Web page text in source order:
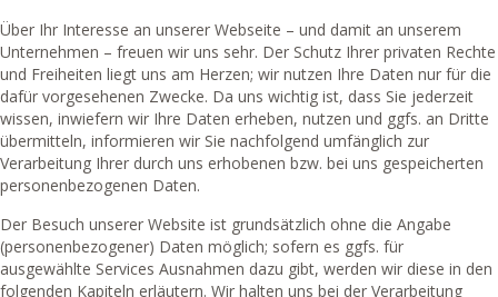
Über Ihr Interesse an unserer Webseite – und damit an unserem
Unternehmen – freuen wir uns sehr. Der Schutz Ihrer privaten Rechte
und Freiheiten liegt uns am Herzen; wir nutzen Ihre Daten nur für die
dafür vorgesehenen Zwecke. Da uns wichtig ist, dass Sie jederzeit
wissen, inwiefern wir Ihre Daten erheben, nutzen und ggfs. an Dritte
übermitteln, informieren wir Sie nachfolgend umfänglich zur
Verarbeitung Ihrer durch uns erhobenen bzw. bei uns gespeicherten
personenbezogenen Daten.
Der Besuch unserer Website ist grundsätzlich ohne die Angabe
(personenbezogener) Daten möglich; sofern es ggfs. für
ausgewählte Services Ausnahmen dazu gibt, werden wir diese in den
folgenden Kapiteln erläutern. Wir halten uns bei der Verarbeitung